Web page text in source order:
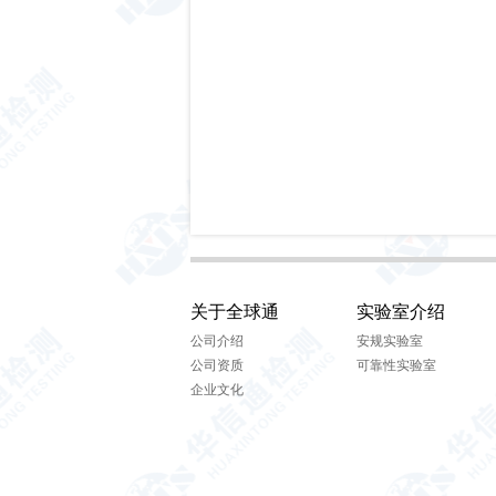
关于全球通
公司介绍
公司资质
企业文化
实验室介绍
安规实验室
可靠性实验室